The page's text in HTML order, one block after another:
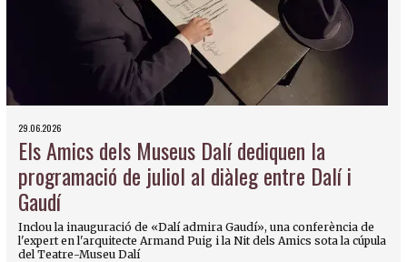
29.06.2026
Els Amics dels Museus Dalí dediquen la
programació de juliol al diàleg entre Dalí i
Gaudí
Inclou la inauguració de «Dalí admira Gaudí», una conferència de
l'expert en l'arquitecte Armand Puig i la Nit dels Amics sota la cúpula
del Teatre-Museu Dalí